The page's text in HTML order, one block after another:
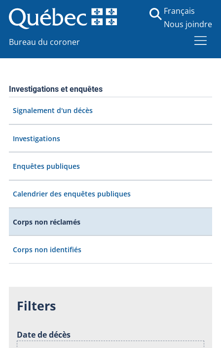
Bureau du coroner
Français
Nous joindre
Investigations et enquêtes
Signalement d'un décès
Investigations
Enquêtes publiques
Calendrier des enquêtes publiques
Corps non réclamés
Corps non identifiés
Filters
Date de décès